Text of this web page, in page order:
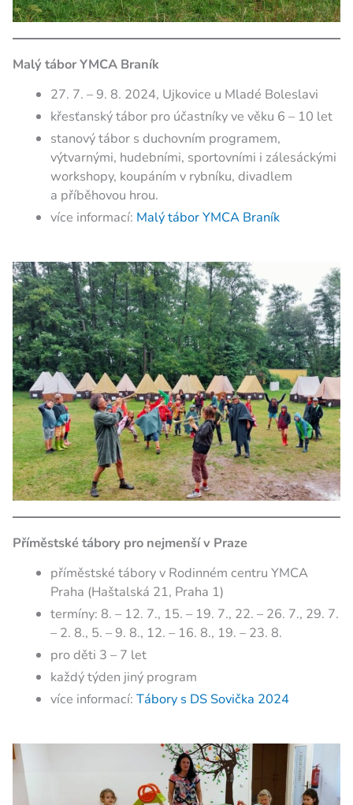
Malý tábor YMCA Braník
27. 7. – 9. 8. 2024, Ujkovice u Mladé Boleslavi
křesťanský tábor pro účastníky ve věku 6 – 10 let
stanový tábor s duchovním programem,
výtvarnými, hudebními, sportovními i zálesáckými
workshopy, koupáním v rybníku, divadlem
a příběhovou hrou.
více informací: Malý tábor YMCA Braník
Příměstské tábory pro nejmenší v Praze
příměstské tábory v Rodinném centru YMCA
Praha (Haštalská 21, Praha 1)
termíny: 8. – 12. 7., 15. – 19. 7., 22. – 26. 7., 29. 7.
– 2. 8., 5. – 9. 8., 12. – 16. 8., 19. – 23. 8.
pro děti 3 – 7 let
každý týden jiný program
více informací: Tábory s DS Sovička 2024